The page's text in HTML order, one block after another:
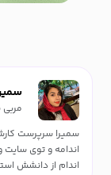
مربی
سمیرا سرپرست
اندامه و توی
اندام از دانشش